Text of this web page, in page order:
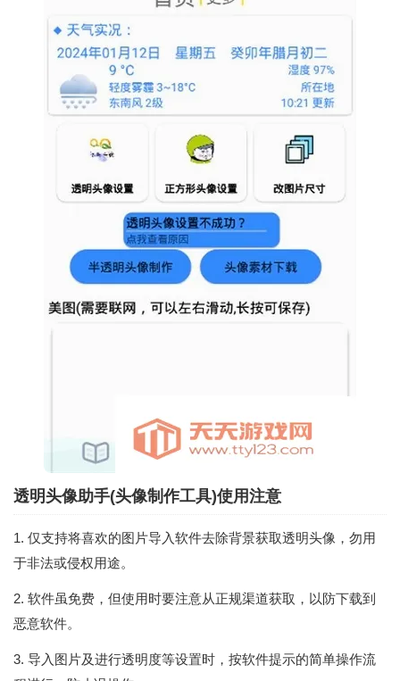
透明头像助手(头像制作工具)使用注意
1. 仅支持将喜欢的图片导入软件去除背景获取透明头像，勿用
于非法或侵权用途。
2. 软件虽免费，但使用时要注意从正规渠道获取，以防下载到
恶意软件。
3. 导入图片及进行透明度等设置时，按软件提示的简单操作流